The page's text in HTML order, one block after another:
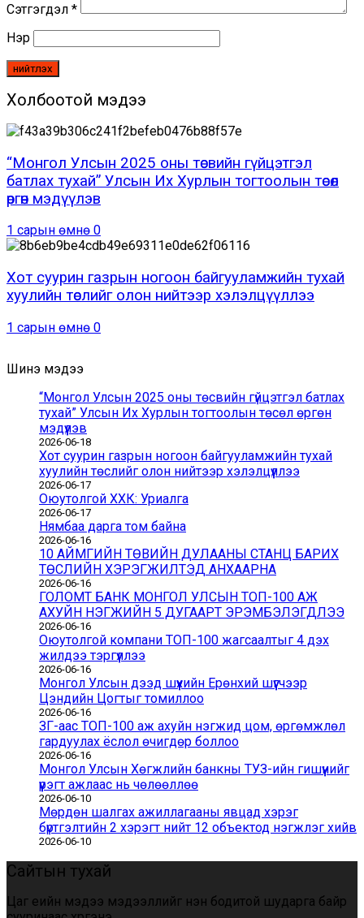
Сэтгэгдэл *
Нэр
Холбоотой мэдээ
“Монгол Улсын 2025 оны төсвийн гүйцэтгэл
батлах тухай” Улсын Их Хурлын тогтоолын төсөл
өргөн мэдүүлэв
1 сарын өмнө 0
Хот суурин газрын ногоон байгууламжийн тухай
хуулийн төслийг олон нийтээр хэлэлцүүллээ
1 сарын өмнө 0
Шинэ мэдээ
“Монгол Улсын 2025 оны төсвийн гүйцэтгэл батлах
тухай” Улсын Их Хурлын тогтоолын төсөл өргөн
мэдүүлэв
2026-06-18
Хот суурин газрын ногоон байгууламжийн тухай
хуулийн төслийг олон нийтээр хэлэлцүүллээ
2026-06-17
Оюутолгой ХХК: Уриалга
2026-06-17
Нямбаа дарга том байна
2026-06-16
10 АЙМГИЙН ТӨВИЙН ДУЛААНЫ СТАНЦ БАРИХ
ТӨСЛИЙН ХЭРЭГЖИЛТЭД АНХААРНА
2026-06-16
ГОЛОМТ БАНК МОНГОЛ УЛСЫН ТОП-100 АЖ
АХУЙН НЭГЖИЙН 5 ДУГААРТ ЭРЭМБЭЛЭГДЛЭЭ
2026-06-16
Оюутолгой компани ТОП-100 жагсаалтыг 4 дэх
жилдээ тэргүүллээ
2026-06-16
Монгол Улсын дээд шүүхийн Ерөнхий шүүгчээр
Цэндийн Цогтыг томиллоо
2026-06-16
ЗГ-аас ТОП-100 аж ахуйн нэгжид цом, өргөмжлөл
гардуулах ёслол өчигдөр боллоо
2026-06-16
Монгол Улсын Хөгжлийн банкны ТУЗ-ийн гишүүнийг
үүрэгт ажлаас нь чөлөөллөө
2026-06-10
Мөрдөн шалгах ажиллагааны явцад хэрэг
бүртгэлтийн 2 хэрэгт нийт 12 объектод нэгжлэг хийв
2026-06-10
Сайтын тухай
Цаг үеийн мэдээ мэдээллийг үнэн бодитой шударга байр